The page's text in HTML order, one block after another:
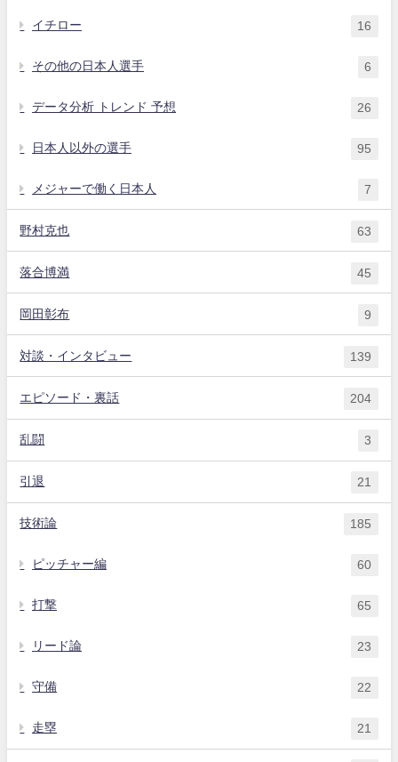
イチロー 16
その他の日本人選手 6
データ分析 トレンド 予想 26
日本人以外の選手 95
メジャーで働く日本人 7
野村克也 63
落合博満 45
岡田彰布 9
対談・インタビュー 139
エピソード・裏話 204
乱闘 3
引退 21
技術論 185
ピッチャー編 60
打撃 65
リード論 23
守備 22
走塁 21